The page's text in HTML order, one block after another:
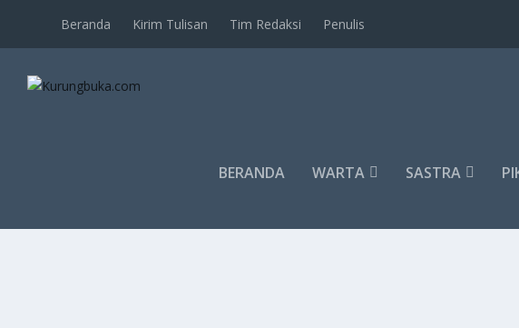
Beranda Kirim Tulisan Tim Redaksi Penulis
BERANDA WARTA SASTRA